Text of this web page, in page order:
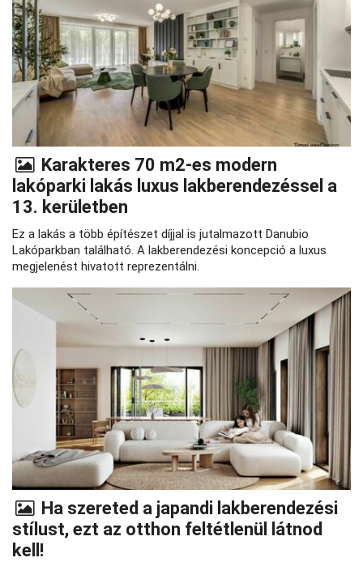
Karakteres 70 m2-es modern
lakóparki lakás luxus lakberendezéssel a
13. kerületben
Ez a lakás a több építészet díjjal is jutalmazott Danubio
Lakóparkban található. A lakberendezési koncepció a luxus
megjelenést hivatott reprezentálni.
Ha szereted a japandi lakberendezési
stílust, ezt az otthon feltétlenül látnod
kell!